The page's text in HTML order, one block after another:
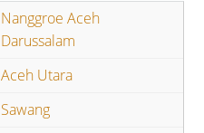
Nanggroe Aceh
Darussalam
Aceh Utara
Sawang